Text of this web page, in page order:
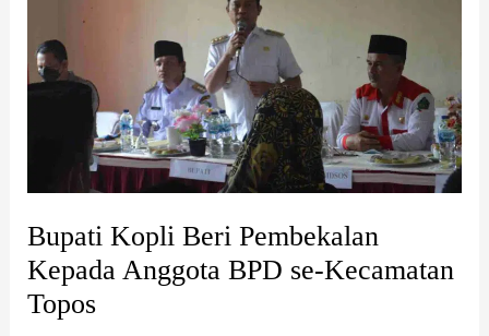
Bupati Kopli Beri Pembekalan
Kepada Anggota BPD se-Kecamatan
Topos
Anggota
BPD
Kecamatan